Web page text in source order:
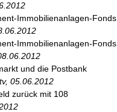
Immobilienanlagen-Fonds
Immobilienanlagen-Fonds
und die Postbank
05.06.2012
zurück mit 108